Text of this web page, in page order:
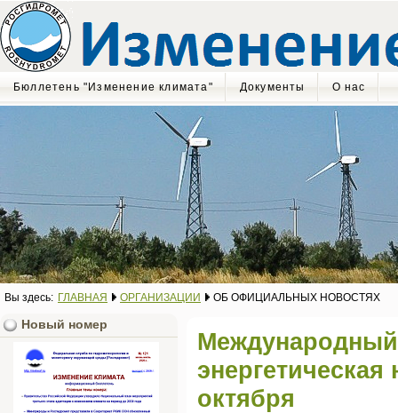
Бюллетень "Изменение климата" Документы О нас
Вы здесь: ГЛАВНАЯ ОРГАНИЗАЦИИ ОБ ОФИЦИАЛЬНЫХ НОВОСТЯХ
октября
Новый номер